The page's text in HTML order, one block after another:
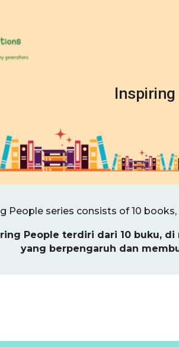
Inspiring
People series consists of 10
People terdiri dari 10 buku,
yang berpengaruh dan